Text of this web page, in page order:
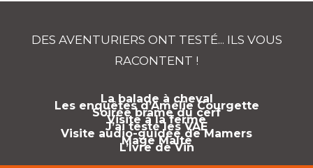
DES AVENTURIERS ONT TESTÉ... ILS VOUS
RACONTENT !
La balade à cheval
Les enquêtes d’Amélie Courgette
Soirée brame du cerf
Visite à la ferme
J’ai testé les VAE
Visite audio-guidée de Mamers
Mage Malte
L’Ivre de Vin